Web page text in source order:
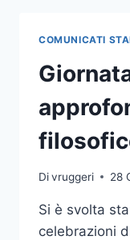
COMUNICATI
Divruggeri 28
Si è svolta
celebrazioni